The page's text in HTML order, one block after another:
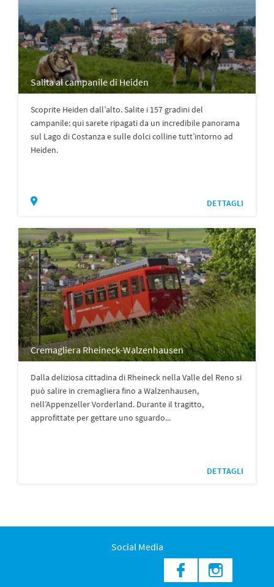
Salita al campanile di Heiden
Scoprite Heiden dall’alto. Salite i 157 gradini del
campanile: qui sarete ripagati da un incredibile panorama
sul Lago di Costanza e sulle dolci colline tutt’intorno ad
Heiden.
DETTAGLI
Cremagliera Rheineck-Walzenhausen
Dalla deliziosa cittadina di Rheineck nella Valle del Reno si
può salire in cremagliera fino a Walzenhausen,
nell’Appenzeller Vorderland. Durante il tragitto,
approfittate per gettare uno sguardo...
DETTAGLI
Social Media